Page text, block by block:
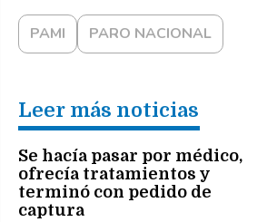
PAMI PARO NACIONAL
Leer más noticias
Se hacía pasar por médico,
ofrecía tratamientos y
terminó con pedido de
captura